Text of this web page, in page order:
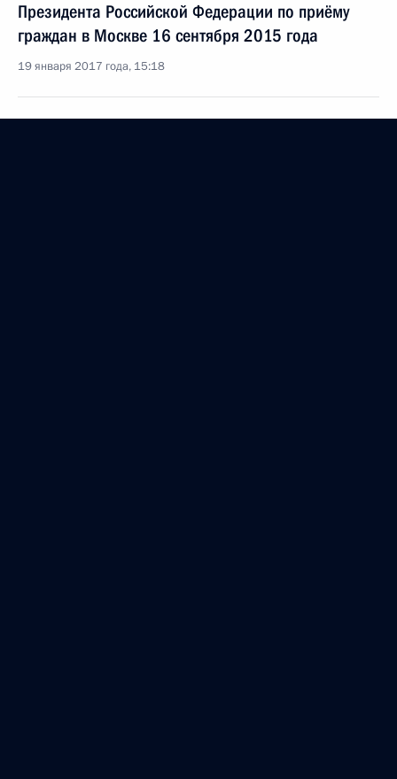
Президента Российской Федерации по приёму
граждан в Москве 16 сентября 2015 года
19 января 2017 года, 15:18